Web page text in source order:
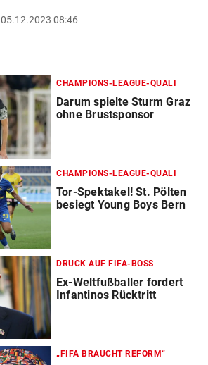
05.12.2023 08:46
CHAMPIONS-LEAGUE-QUALI
Darum spielte Sturm Graz
ohne Brustsponsor
CHAMPIONS-LEAGUE-QUALI
Tor-Spektakel! St. Pölten
besiegt Young Boys Bern
DRUCK AUF FIFA-BOSS
Ex-Weltfußballer fordert
Infantinos Rücktritt
„FIFA BRAUCHT REFORM“